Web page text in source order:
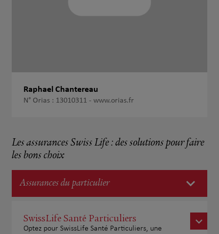
Raphael Chantereau
N° Orias : 13010311 - www.orias.fr
Les assurances Swiss Life : des solutions pour faire
les bons choix
Assurances du particulier
SwissLife Santé Particuliers
Optez pour SwissLife Santé Particuliers, une